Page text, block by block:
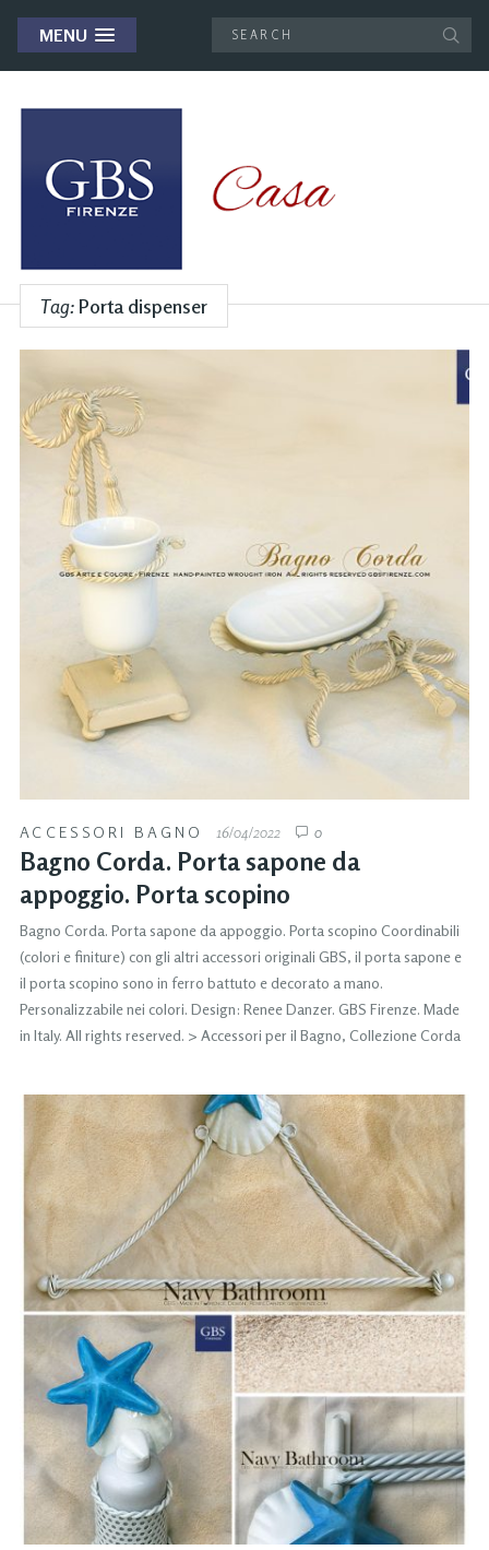
MENU
Tag:Porta dispenser
ACCESSORI BAGNO 16/04/2022 0
Bagno Corda. Porta sapone da
appoggio. Porta scopino
Bagno Corda. Porta sapone da appoggio. Porta scopino Coordinabili
(colori e finiture) con gli altri accessori originali GBS, il porta sapone e
il porta scopino sono in ferro battuto e decorato a mano.
Personalizzabile nei colori. Design: Renee Danzer. GBS Firenze. Made
in Italy. All rights reserved. > Accessori per il Bagno, Collezione Corda